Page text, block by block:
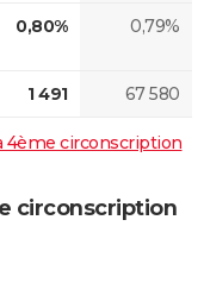
0,80% 0,79%
1 491 67 580
4ème circonscription
circonscription